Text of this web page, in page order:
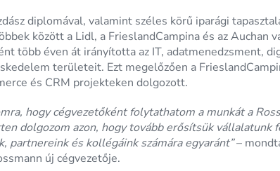
diplomával, valamint széles körű iparági
között a Lidl, a FrieslandCampina és az Auchan
több éven át irányította az IT, adatmenedzsment,
területeit. Ezt megelőzően a
és CRM projekteken dolgozott.
hogy cégvezetőként folytathatom a munkát a
dolgozom azon, hogy tovább erősítsük vállalatunk
partnereink és kollégáink számára egyaránt”–
új cégvezetője.